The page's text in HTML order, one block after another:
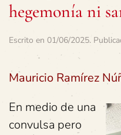
hegemonía ni
Escrito en 01/06/2025.
Mauricio Ramírez
En medio de una
convulsa pero